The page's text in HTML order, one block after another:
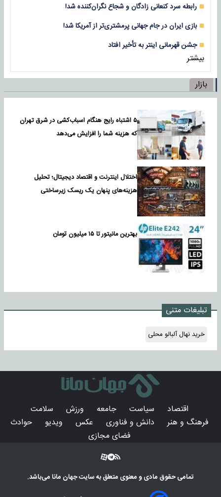
رابطه سرد کنعانی زادگان و شجاع نگران‌کننده شد!
بازی‌ ایران در جام جهانی پرمشتری‌تر از آمریکا شد!
جشن قهرمانی اینتر به تأخیر افتاد
بیشتر
بازار
۵ اشتباه رایج هنگام اسباب‌کشی در شرق تهران
که هزینه شما را افزایش می‌دهد
اختلال اینترنت و اقتصاد دیجیتال؛ تحلیل
هزینه‌های پنهان یک ریسک زیرساختی
بهترین مانیتور تا ۱۵ میلیون تومان
تبلیغات متنی
خرید نهال آلبالو محلی
اقتصاد سیاست جامعه ورزش
سلامت
فرهنگ و هنر
دانش و فناوری عکس ویدیو
حوادث
فضای مجازی
تمامی حقوق مادی و معنوی متعلق به سایتجهان مانامی‌باشد.